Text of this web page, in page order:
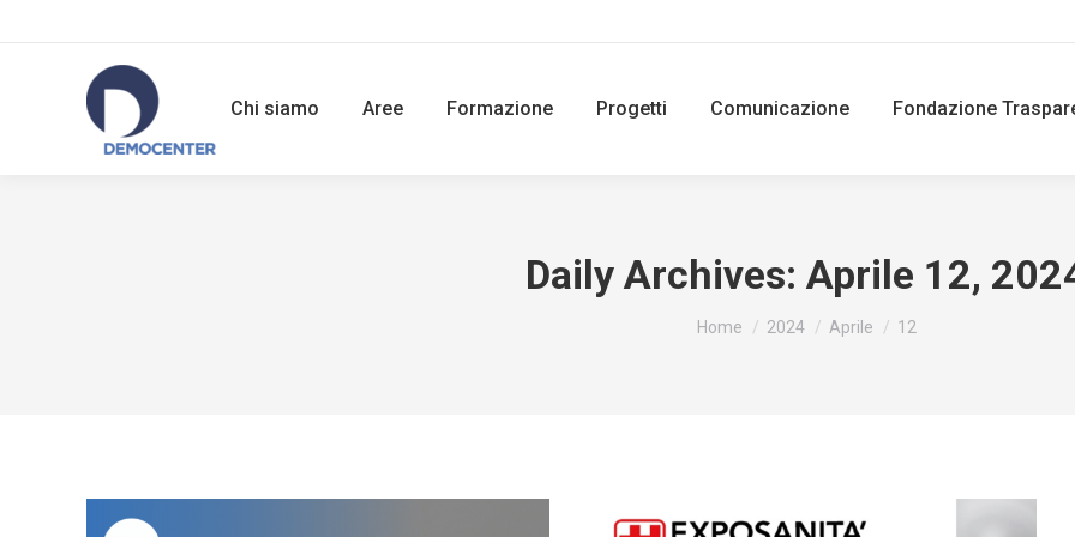
Chi siamo Aree Formazione Progetti Comunicazione Fondazione
Daily Archives: Aprile 12,
You are here:
Home 2024 Aprile 12